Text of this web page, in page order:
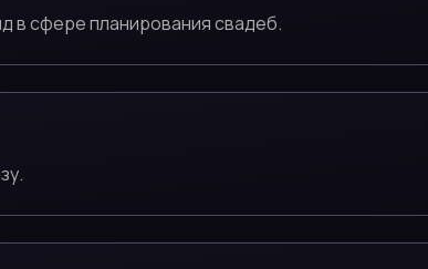
в сфере планирования свадеб.